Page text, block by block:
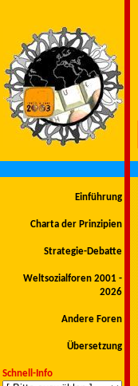
Einführung
Charta der Prinzipien
Strategie-Debatte
Weltsozialforen 2001 -
2026
Andere Foren
Übersetzung
Schnell-Info